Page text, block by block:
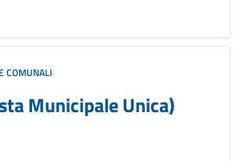
COMUNALI
Municipale Unica)